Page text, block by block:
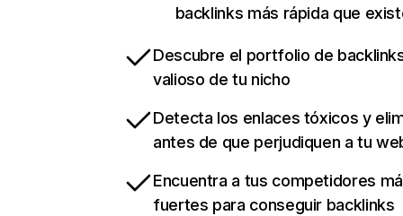
backlinks más rápida que
Descubre el portfolio de
valioso de tu nicho
Detecta los enlaces tóxicos y
antes de que perjudiquen a tu
Encuentra a tus competidores
fuertes para conseguir backlinks